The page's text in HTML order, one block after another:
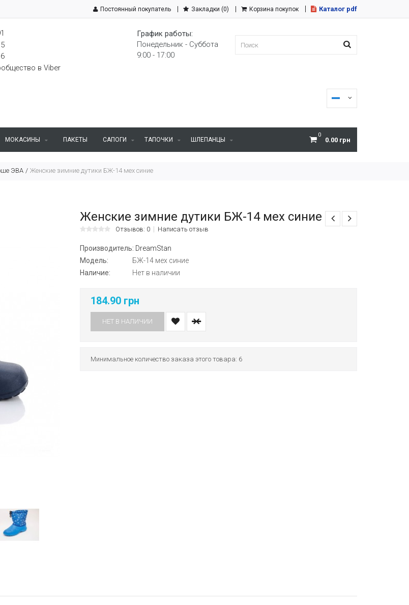
Постоянный покупатель Закладки (0) Корзина покупок Каталог pdf
в Viber
График работы:
Понедельник - Суббота
9:00 - 17:00
0
0.00 грн
МОКАСИНЫ ПАКЕТЫ САПОГИ ТАПОЧКИ ШЛЕПАНЦЫ
ЭВА Женские зимние дутики БЖ-14 мех синие
Женские зимние дутики БЖ-14 мех синие
Отзывов: 0 Написать отзыв
Производитель: DreamStan
Модель:
БЖ-14 мех синие
Наличие:
Нет в наличии
184.90 грн
НЕТ В НАЛИЧИИ
Минимальное количество заказа этого товара: 6